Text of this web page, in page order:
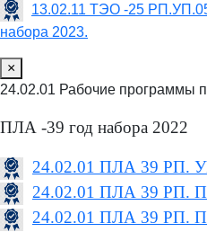
13.02.11 ТЭО -25
набора 2023.
×
24.02.01 Рабочие программы
ПЛА -39 год набора 2022
24.02.01 ПЛА 39 РП.
24.02.01 ПЛА 39 РП.
24.02.01 ПЛА 39 РП.